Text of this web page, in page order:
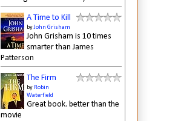
A Time to Kill
byJohn Grisham
John Grisham is 10 times
smarter than James
Patterson
The Firm
by Robin
Waterfield
Great book. better than the
movie